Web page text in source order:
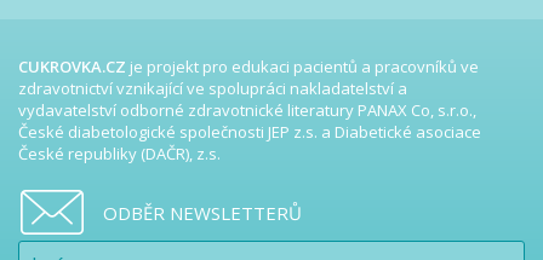
CUKROVKA.CZ je projekt pro edukaci pacientů a pracovníků ve
zdravotnictví vznikající ve spolupráci nakladatelství a
vydavatelství odborné zdravotnické literatury PANAX Co, s.r.o.,
České diabetologické společnosti JEP z.s. a Diabetické asociace
České republiky (DAČR), z.s.
ODBĚR NEWSLETTERŮ